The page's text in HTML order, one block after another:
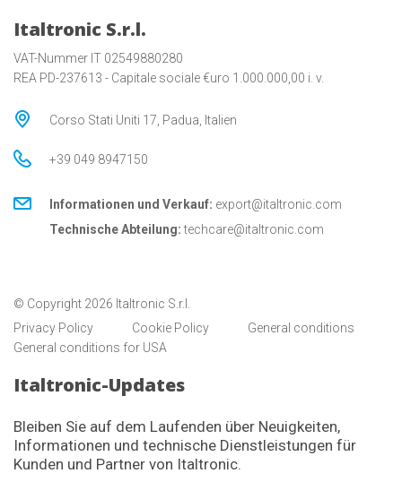
Italtronic S.r.l.
VAT-Nummer IT 02549880280
REA PD-237613 - Capitale sociale €uro 1.000.000,00 i. v.
Corso Stati Uniti 17, Padua, Italien
+39 049 8947150
Informationen und Verkauf: export@italtronic.com
Technische Abteilung: techcare@italtronic.com
© Copyright 2026 Italtronic S.r.l.
Privacy Policy
Cookie Policy
General conditions
General conditions for USA
Italtronic-Updates
Bleiben Sie auf dem Laufenden über Neuigkeiten,
Informationen und technische Dienstleistungen für
Kunden und Partner von Italtronic.